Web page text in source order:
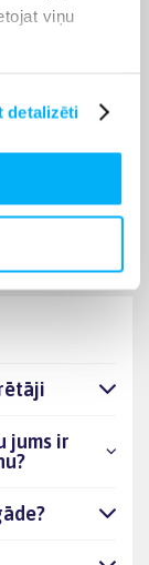
viņu
detalizēti
€, bet
maksas;
preces
turētāji,
liekas
jums ir